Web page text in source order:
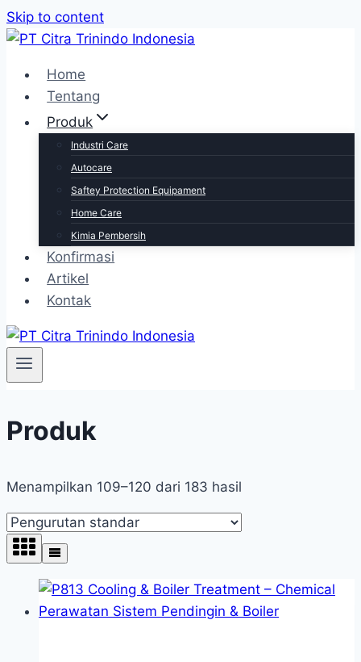
Skip to content
Home
Tentang
Produk
Industri Care
Autocare
Saftey Protection Equipament
Home Care
Kimia Pembersih
Konfirmasi
Artikel
Kontak
Produk
Menampilkan 109–120 dari 183 hasil